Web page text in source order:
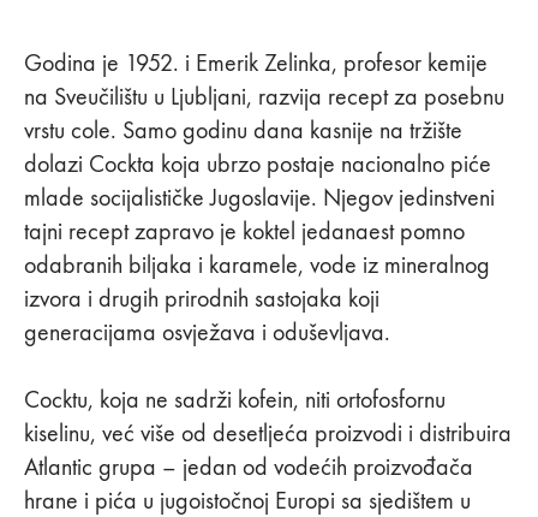
Godina je 1952. i Emerik Zelinka, profesor kemije
na Sveučilištu u Ljubljani, razvija recept za posebnu
vrstu cole. Samo godinu dana kasnije na tržište
dolazi Cockta koja ubrzo postaje nacionalno piće
mlade socijalističke Jugoslavije. Njegov jedinstveni
tajni recept zapravo je koktel jedanaest pomno
odabranih biljaka i karamele, vode iz mineralnog
izvora i drugih prirodnih sastojaka koji
generacijama osvježava i oduševljava.
Cocktu, koja ne sadrži kofein, niti ortofosfornu
kiselinu, već više od desetljeća proizvodi i distribuira
Atlantic grupa – jedan od vodećih proizvođača
hrane i pića u jugoistočnoj Europi sa sjedištem u